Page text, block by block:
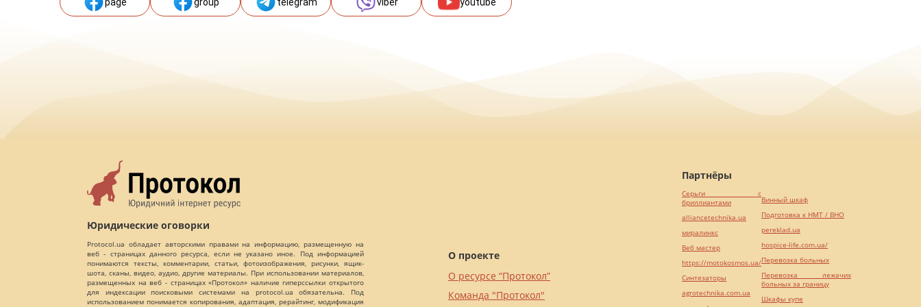
Юридические оговорки
Protocol.ua обладает авторскими правами на информацию, размещенную на
веб - страницах данного ресурса, если не указано иное. Под информацией
понимаются тексты, комментарии, статьи, фотоизображения, рисунки, ящик-
шота, сканы, видео, аудио, другие материалы. При использовании материалов,
размещенных на веб - страницах «Протокол» наличие гиперссылки открытого
для индексации поисковыми системами на protocol.ua обязательна. Под
использованием понимается копирования, адаптация, рерайтинг, модификация
О проекте
О ресурсе “Протокол”
Команда "Протокол"
Партнёры
Серьги с
бриллиантами
alliancetechnika.ua
миралинкс
Веб мастер
https://motokosmos.ua/
Синтезаторы
agrotechnika.com.ua
Винный шкаф
Подготовка к НМТ / ВНО
pereklad.ua
hospice-life.com.ua/
Перевозка больных
Перевозка лежачих
больных за границу
Шкафы купе